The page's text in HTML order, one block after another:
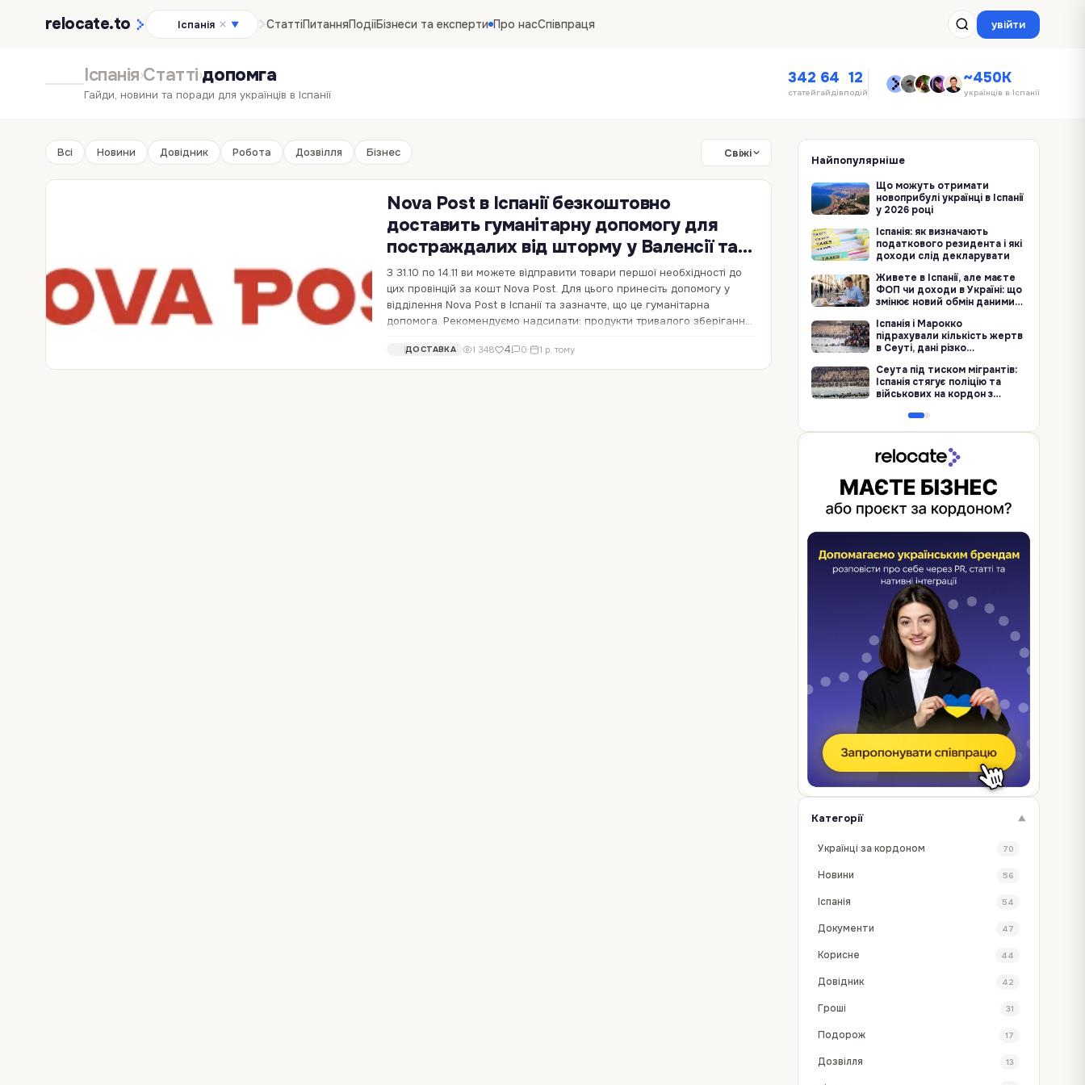
relocate.to Іспанія ▼ СтаттіПитанняПодіїБізнеси та експерти Про насСпівпраця увійти
Іспанія›Статті›допомга
Гайди, новини та поради для українців в Іспанії
342
статей
64
гайдів
12
подій
~450K
українців в Іспанії
Всі Новини Довідник Робота Дозвілля Бізнес Свіжі
Nova Post в Іспанії безкоштовно
доставить гуманітарну допомогу для
постраждалих від шторму у Валенсії та
Альбасете!
З 31.10 по 14.11 ви можете відправити товари першої необхідності до
цих провінцій за кошт Nova Post. Для цього принесіть допомогу у
відділення Nova Post в Іспанії та зазначте, що це гуманітарна
допомога. Рекомендуємо надсилати: продукти тривалого зберігання;
ДОСТАВКА 1 348 4 0· 1 р. тому
Найпопулярніше
Що можуть отримати
новоприбулі українці в Іспанії
у 2026 році
Іспанія: як визначають
податкового резидента і які
доходи слід декларувати
Живете в Іспанії, але маєте
ФОП чи доходи в Україні: що
змінює новий обмін даними
Іспанія і Марокко
підрахували кількість жертв
в Сеуті, дані різко
Сеута під тиском мігрантів:
Іспанія стягує поліцію та
військових на кордон з
Категорії ▼
Українці за кордоном 70
Новини 56
Іспанія 54
Документи 47
Корисне 44
Довідник 42
Гроші 31
Подорож 17
Дозвілля 13